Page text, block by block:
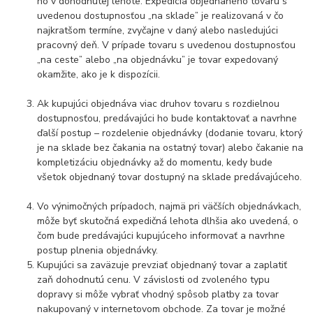
uvedenou dostupnosťou „na sklade” je realizovaná v čo
najkratšom termíne, zvyčajne v daný alebo nasledujúci
pracovný deň. V prípade tovaru s uvedenou dostupnosťou
„na ceste” alebo „na objednávku” je tovar expedovaný
okamžite, ako je k dispozícii.
Ak kupujúci objednáva viac druhov tovaru s rozdielnou
dostupnosťou, predávajúci ho bude kontaktovať a navrhne
ďalší postup – rozdelenie objednávky (dodanie tovaru, ktorý
je na sklade bez čakania na ostatný tovar) alebo čakanie na
kompletizáciu objednávky až do momentu, kedy bude
všetok objednaný tovar dostupný na sklade predávajúceho.
Vo výnimočných prípadoch, najmä pri väčších objednávkach,
môže byť skutočná expedičná lehota dlhšia ako uvedená, o
čom bude predávajúci kupujúceho informovať a navrhne
postup plnenia objednávky.
Kupujúci sa zaväzuje prevziať objednaný tovar a zaplatiť
zaň dohodnutú cenu. V závislosti od zvoleného typu
dopravy si môže vybrať vhodný spôsob platby za tovar
nakupovaný v internetovom obchode. Za tovar je možné